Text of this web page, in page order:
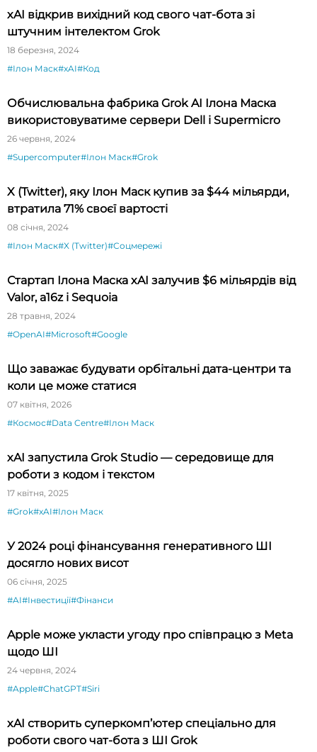
xAI відкрив вихідний код свого чат-бота зі
штучним інтелектом Grok
18 березня, 2024
#Ілон Маск#xAI#Код
Обчислювальна фабрика Grok AI Ілона Маска
використовуватиме сервери Dell і Supermicro
26 червня, 2024
#Supercomputer#Ілон Маск#Grok
X (Twitter), яку Ілон Маск купив за $44 мільярди,
втратила 71% своєї вартості
08 січня, 2024
#Ілон Маск#X (Twitter)#Соцмережі
Стартап Ілона Маска xAI залучив $6 мільярдів від
Valor, a16z і Sequoia
28 травня, 2024
#OpenAI#Microsoft#Google
Що заважає будувати орбітальні дата-центри та
коли це може статися
07 квітня, 2026
#Космос#Data Centre#Ілон Маск
xAI запустила Grok Studio — середовище для
роботи з кодом і текстом
17 квітня, 2025
#Grok#xAI#Ілон Маск
У 2024 році фінансування генеративного ШІ
досягло нових висот
06 січня, 2025
#AI#Інвестиції#Фінанси
Apple може укласти угоду про співпрацю з Meta
щодо ШІ
24 червня, 2024
#Apple#ChatGPT#Siri
xAI створить суперкомп’ютер спеціально для
роботи свого чат-бота з ШІ Grok